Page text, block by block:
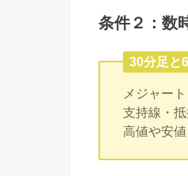
条件２：数
30分足と
メジャー
支持線・
高値や安